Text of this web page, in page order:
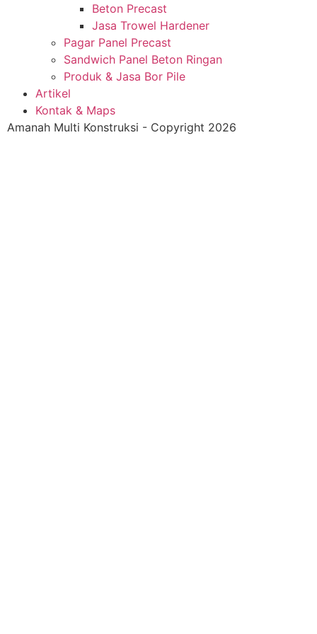
Beton Precast
Jasa Trowel Hardener
Pagar Panel Precast
Sandwich Panel Beton Ringan
Produk & Jasa Bor Pile
Artikel
Kontak & Maps
Amanah Multi Konstruksi - Copyright 2026